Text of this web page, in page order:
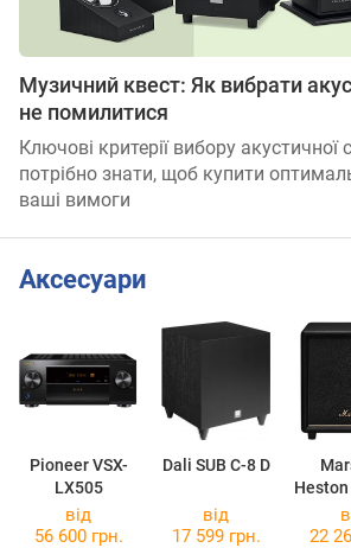
Музичний квест: Як вибрати
не помилитися
Ключові критерії вибору
потрібно знати, щоб купити
ваші вимоги
Аксесуари
Pioneer VSX-
LX505
Dali SUB C-8 D
від
56 600 грн.
від
17 599 грн.
22